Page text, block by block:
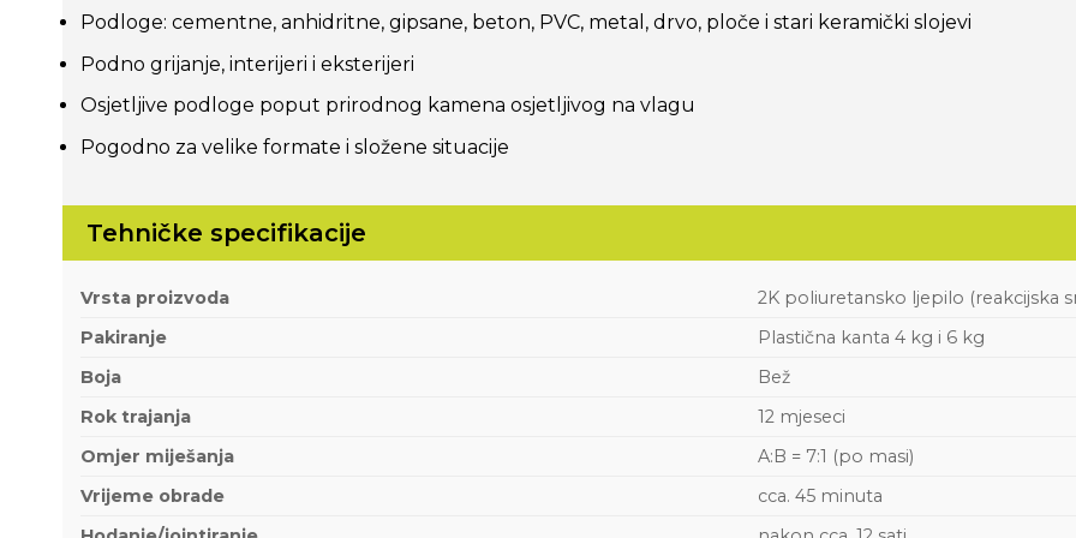
Podloge: cementne, anhidritne, gipsane, beton, PVC, metal, drvo, ploče i stari keramički slojevi
Podno grijanje, interijeri i eksterijeri
Osjetljive podloge poput prirodnog kamena osjetljivog na vlagu
Pogodno za velike formate i složene situacije
Tehničke specifikacije
Vrsta proizvoda
2K poliuretansko ljepilo (reakcijska
Pakiranje
Plastična kanta 4 kg i 6 kg
Boja
Bež
Rok trajanja
12 mjeseci
Omjer miješanja
A:B = 7:1 (po masi)
Vrijeme obrade
cca. 45 minuta